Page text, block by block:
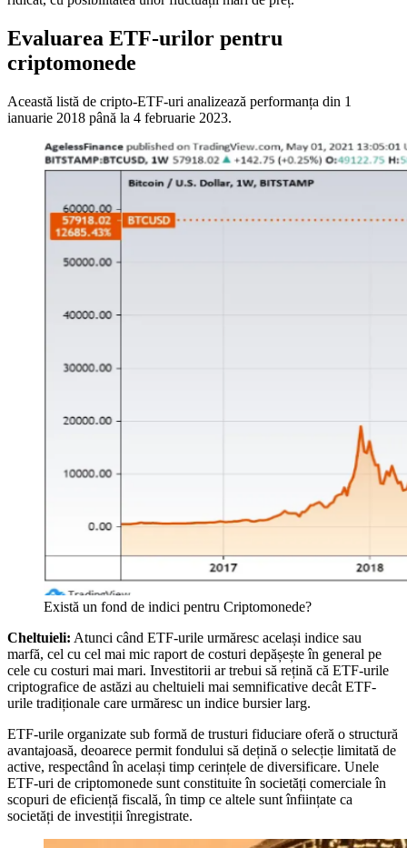
Evaluarea ETF-urilor pentru
criptomonede
Această listă de cripto-ETF-uri analizează performanța din 1
ianuarie 2018 până la 4 februarie 2023.
Există un fond de indici pentru Criptomonede?
Cheltuieli: Atunci când ETF-urile urmăresc același indice sau
marfă, cel cu cel mai mic raport de costuri depășește în general pe
cele cu costuri mai mari. Investitorii ar trebui să rețină că ETF-urile
criptografice de astăzi au cheltuieli mai semnificative decât ETF-
urile tradiționale care urmăresc un indice bursier larg.
ETF-urile organizate sub formă de trusturi fiduciare oferă o structură
avantajoasă, deoarece permit fondului să dețină o selecție limitată de
active, respectând în același timp cerințele de diversificare. Unele
ETF-uri de criptomonede sunt constituite în societăți comerciale în
scopuri de eficiență fiscală, în timp ce altele sunt înființate ca
societăți de investiții înregistrate.